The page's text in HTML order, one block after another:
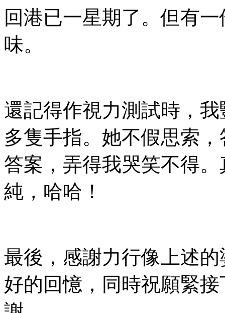
回港已一星期了。但有
味。
還記得作視力測試時，
多隻手指。她不假思索
答案，弄得我哭笑不得
純，哈哈！
最後，感謝力行像上述
好的回憶，同時祝願緊